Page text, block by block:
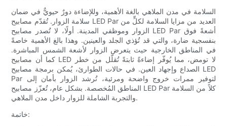
السلامة في مدن الملاهي بالغة الأهمية، وللإضاءة دورٌ حيويٌّ في ضمان
سلامة الزوار. تُقدّم مصابيح LED Par العديد من مزايا السلامة لكلٍّ من
الزوار وموظفي المدينة. أولًا، لا تُصدر مصابيح LED Par أشعةً فوق
بنفسجية ضارة، والتي قد تُؤذي الجلد والعينين. وهذا بالغ الأهمية خاصةً
في المناطق الخارجية حيث يتعرض الزوار لأشعة الشمس المباشرة.
كما أن مصابيح LED لا تومض، مما يُوفّر إضاءةً ثابتةً تُقلّل من خطر
الصداع وإجهاد العين. في حالات الطوارئ، يُمكن برمجة مصابيح LED
Par لتوفير ممرات خروج واضحة ومرئية، تُرشد الزوار بأمان إلى
المناطق المُخصصة. بشكل عام، تُعزّز مصابيح LED Par كلاً من السلامة
والتجربة الشاملة للزوار داخل مدن الملاهي.
خاتمة: